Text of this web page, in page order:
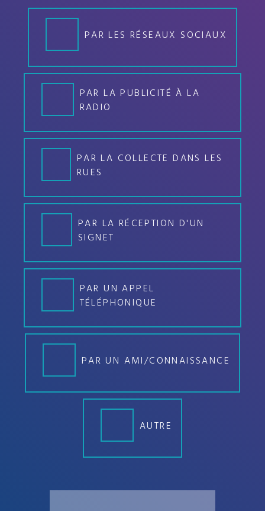
PAR LES RÉSEAUX SOCIAUX
PAR LA PUBLICITÉ À LA
RADIO
PAR LA COLLECTE DANS LES
RUES
PAR LA RÉCEPTION D'UN
SIGNET
PAR UN APPEL
TÉLÉPHONIQUE
PAR UN AMI/CONNAISSANCE
AUTRE